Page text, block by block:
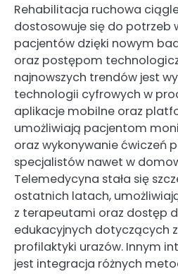
Rehabilitacja ruchowa
dostosowuje się do potrzeb
pacjentów dzięki nowym
oraz postępom
najnowszych trendów jest
technologii cyfrowych w
aplikacje mobilne oraz
umożliwiają pacjentom
oraz wykonywanie ćwiczeń
specjalistów nawet w
Telemedycyna stała się
ostatnich latach,
z terapeutami oraz dostęp
edukacyjnych dotyczących
profilaktyki urazów. Innym
jest integracja różnych